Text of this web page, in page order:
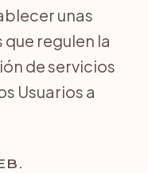
unas
regulen la
de servicios
Usuarios a